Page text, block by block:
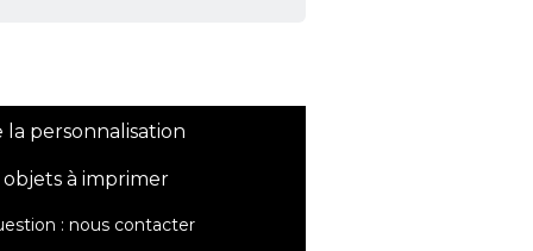
personnalisation
à imprimer
: nous contacter